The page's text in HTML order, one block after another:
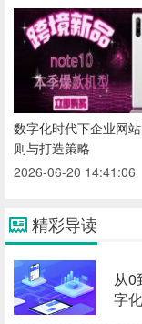
数字化时代下企业网
则与打造策略
2026-06-20 14:41:06
精彩导读
从0
字